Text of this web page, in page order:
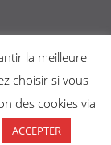
-Politique de
la meilleure
choisir si vous
des cookies via
ACCEPTER